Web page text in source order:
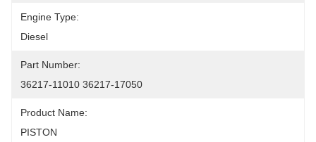
Engine Type:
Diesel
Part Number:
36217-11010 36217-17050
Product Name:
PISTON